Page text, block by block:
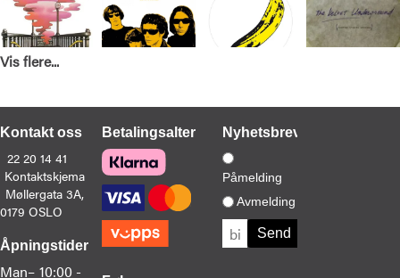
Kjøp 599,- Kjøp 529,- Kjøp 349,- Kjøp 329,-
The Velvet Underground
Vis flere...
Kontakt oss
22 20 14 41
Kontaktskjema
Møllergata 3A,
0179 OSLO
Åpningstider
Man– 10:00 -
BetalingsalternativerNyhetsbrev
Påmelding
Avmelding